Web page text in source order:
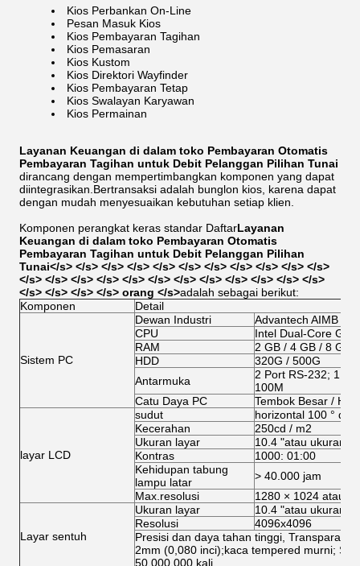
Kios Perbankan On-Line
Pesan Masuk Kios
Kios Pembayaran Tagihan
Kios Pemasaran
Kios Kustom
Kios Direktori Wayfinder
Kios Pembayaran Tetap
Kios Swalayan Karyawan
Kios Permainan
Layanan Keuangan di dalam toko Pembayaran Otomatis
Pembayaran Tagihan untuk Debit Pelanggan Pilihan Tunai
dirancang dengan mempertimbangkan komponen yang dapat
diintegrasikan.Bertransaksi adalah bunglon kios, karena dapat
dengan mudah menyesuaikan kebutuhan setiap klien.
Komponen perangkat keras standar DaftarLayanan
Keuangan di dalam toko Pembayaran Otomatis
Pembayaran Tagihan untuk Debit Pelanggan Pilihan
Tunai</s> </s> </s> </s> </s> </s> </s> </s> </s> </s> </s>
</s> </s> </s> </s> </s> </s> </s> </s> </s> </s> </s> </s>
</s> </s> </s> </s> orang </s>adalah sebagai berikut:
Komponen
Detail
Sistem PC
Dewan Industri
Advantech AIMB
CPU
Intel Dual-Core
RAM
2 GB / 4 GB / 8 GB
HDD
320G / 500G
Antarmuka
2 Port RS-232; 1
100M
Catu Daya PC
Tembok Besar /
layar LCD
sudut
horizontal 100 ° di
Kecerahan
250cd / m2
Ukuran layar
10.4 "atau ukuran
Kontras
1000: 01:00
Kehidupan tabung
lampu latar
> 40.000 jam
Max.resolusi
1280 × 1024 atau
Layar sentuh
Ukuran layar
10.4 "atau ukuran
Resolusi
4096x4096
Presisi dan daya tahan tinggi,
2mm (0,080 inci);kaca tempered murni;
50.000.000 kali